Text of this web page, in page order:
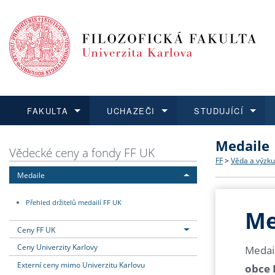
FAKULTA
Dozvědět se více
Struktura
Strategie
Podpora
Fakultní
UCHAZEČI
Podat přihlášku
Co
Učitelské
STUDUJÍCÍ
Dozvědět se více
Rigorózní
Dozvědět se více
O vědě a
Granty a
Dozvědět se více
Aktuální
Vědecké ceny a fondy FF UK
Medaile
Přehled držitelů medailí FF UK
Ceny FF UK
Ceny Univerzity Karlovy
Externí ceny mimo Univerzitu Karlovu
Medaile
FF > Věda a
obce